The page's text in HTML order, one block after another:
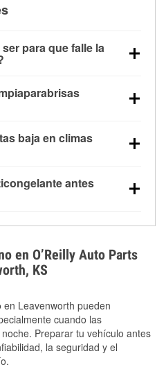
para que falle la
perder hasta la mitad de
de los 0 °F, lo que
la sal y la nieve
mejorar la visibilidad.
baja en climas
10 °F que baja la
más información sobre
antes
condiciones de frío
la protección
sección How-To.
en O’Reilly Auto Parts
KS
Leavenworth pueden
cuando las
Preparar tu vehículo antes
la seguridad y el